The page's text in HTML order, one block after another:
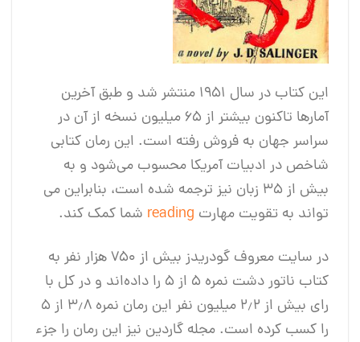
این کتاب در سال ۱۹۵۱ منتشر شد و طبق آخرین
آمارها تاکنون بیشتر از ۶۵ میلیون نسخه از آن در
سراسر جهان به فروش رفته است. این رمان کتابی
شاخص در ادبیات آمریکا محسوب می‌شود و به
بیش از ۳۵ زبان نیز ترجمه شده است، بنابراین می
تواند به تقویت مهارت reading شما کمک کند.
در سایت معروف گودریدز بیش از ۷۵۰ هزار نفر به
کتاب ناتور دشت نمره ۵ از ۵ را داده‌اند و در کل با
رای بیش از ۲٫۲ میلیون نفر این رمان نمره ۳٫۸ از ۵
را کسب کرده است. مجله گاردین نیز این رمان را جزء